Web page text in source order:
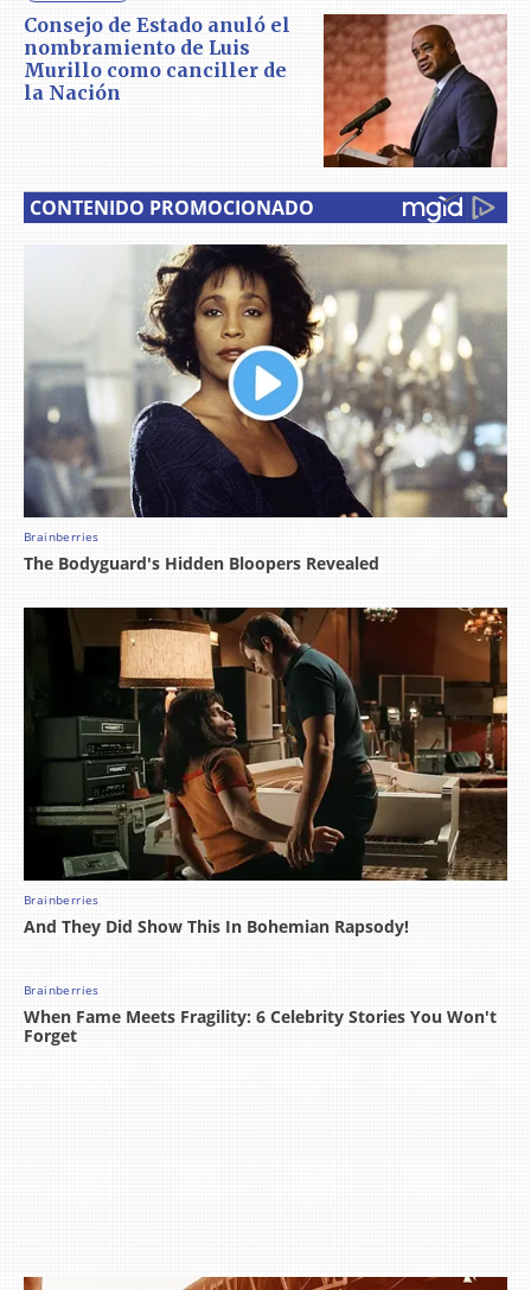
Consejo de Estado anuló el
nombramiento de Luis
Murillo como canciller de
la Nación